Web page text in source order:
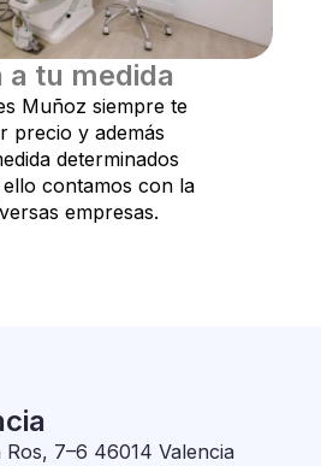
a tu medida
Muñoz siempre te
precio y además
determinados
contamos con la
empresas.
Ros, 7–6 46014 Valencia